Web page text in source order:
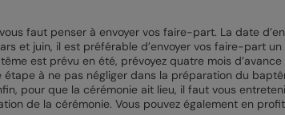
faut penser à envoyer vos faire-part. La date
et juin, il est préférable d’envoyer vos faire-part
est prévu en été, prévoyez quatre mois
à ne pas négliger dans la préparation du
pour que la cérémonie ait lieu, il faut vous
de la cérémonie. Vous pouvez également en